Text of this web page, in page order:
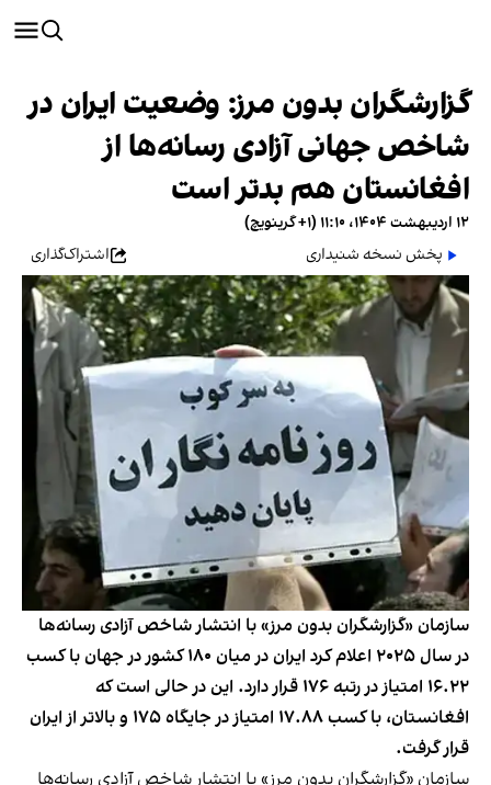
گزارشگران بدون مرز: وضعیت ایران در
شاخص جهانی آزادی رسانه‌ها از
افغانستان هم بدتر است
۱۲ اردیبهشت ۱۴۰۴، ۱۱:۱۰ (‎+۱ گرینویچ)
پخش نسخه شنیداری
اشتراک‌گذاری
سازمان «گزارشگران بدون مرز» با انتشار شاخص آزادی رسانه‌ها
در سال ۲۰۲۵ اعلام کرد ایران در میان ۱۸۰ کشور در جهان با کسب
۱۶.۲۲ امتیاز در رتبه ۱۷۶ قرار دارد. این در حالی است که
افغانستان، با کسب ۱۷.۸۸ امتیاز در جایگاه ۱۷۵ و بالاتر از ایران
قرار گرفت.
سازمان «گزارشگران بدون مرز» با انتشار شاخص آزادی رسانه‌ها